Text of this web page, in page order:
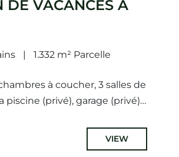
DE VACANCES À
1.332 m² Parcelle
à coucher, 3 salles de
piscine (privé), garage (privé)
VIEW